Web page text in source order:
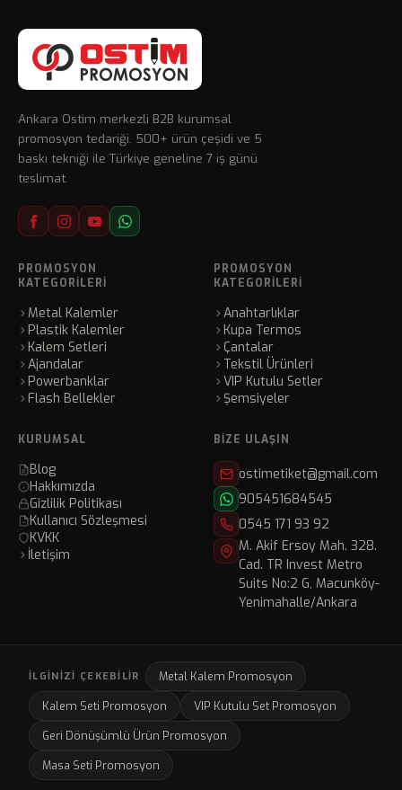
Ankara Ostim merkezli B2B kurumsal
promosyon tedariği. 500+ ürün çeşidi ve 5
baskı tekniği ile Türkiye geneline 7 iş günü
teslimat.
PROMOSYON
KATEGORILERI
Metal Kalemler
Plastik Kalemler
Kalem Setleri
Ajandalar
Powerbanklar
Flash Bellekler
PROMOSYON
KATEGORILERI
Anahtarlıklar
Kupa Termos
Çantalar
Tekstil Ürünleri
VIP Kutulu Setler
Şemsiyeler
KURUMSAL
Blog
Hakkımızda
Gizlilik Politikası
Kullanıcı Sözleşmesi
KVKK
İletişim
BIZE ULAŞIN
ostimetiket@gmail.com
905451684545
0545 171 93 92
M. Akif Ersoy Mah. 328.
Cad. TR Invest Metro
Suits No:2 G, Macunköy-
Yenimahalle/Ankara
İLGINIZI ÇEKEBILIR
Metal Kalem Promosyon
Kalem Seti Promosyon
VIP Kutulu Set Promosyon
Geri Dönüşümlü Ürün Promosyon
Masa Seti Promosyon